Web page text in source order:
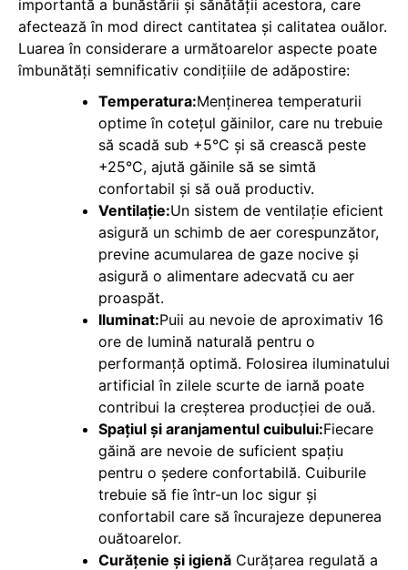
importantă a bunăstării și sănătății acestora, care
afectează în mod direct cantitatea și calitatea ouălor.
Luarea în considerare a următoarelor aspecte poate
îmbunătăți semnificativ condițiile de adăpostire:
Temperatura:Menținerea temperaturii
optime în cotețul găinilor, care nu trebuie
să scadă sub +5°C și să crească peste
+25°C, ajută găinile să se simtă
confortabil și să ouă productiv.
Ventilație:Un sistem de ventilație eficient
asigură un schimb de aer corespunzător,
previne acumularea de gaze nocive și
asigură o alimentare adecvată cu aer
proaspăt.
Iluminat:Puii au nevoie de aproximativ 16
ore de lumină naturală pentru o
performanță optimă. Folosirea iluminatului
artificial în zilele scurte de iarnă poate
contribui la creșterea producției de ouă.
Spațiul și aranjamentul cuibului:Fiecare
găină are nevoie de suficient spațiu
pentru o ședere confortabilă. Cuiburile
trebuie să fie într-un loc sigur și
confortabil care să încurajeze depunerea
ouătoarelor.
Curățenie și igienă Curățarea regulată a